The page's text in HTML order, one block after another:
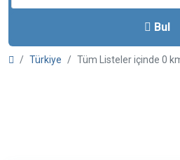
Bul
Türkiye Tüm Listeler içinde 0